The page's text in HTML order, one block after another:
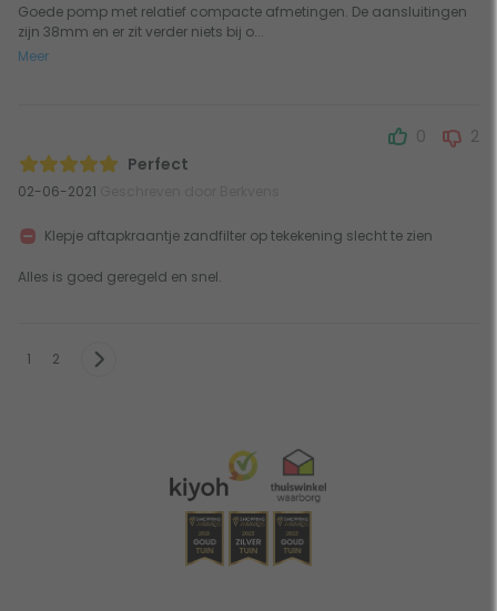
Goede pomp met relatief compacte afmetingen. De aansluitingen
zijn 38mm en er zit verder niets bij o...
Meer
Perfect
02-06-2021
0 2
Alles is goed geregeld en snel.
Klepje aftapkraantje zandfilter op tekekening slecht te zien
1 2